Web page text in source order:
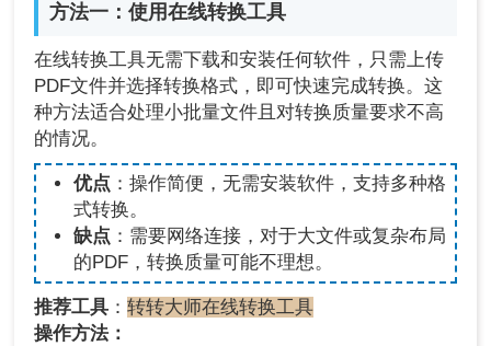
方法一：使用在线转换工具
在线转换工具无需下载和安装任何软件，只需上传
PDF文件并选择转换格式，即可快速完成转换。这
种方法适合处理小批量文件且对转换质量要求不高
的情况。
优点 ：操作简便，无需安装软件，支持多种格
式转换。
缺点 ：需要网络连接，对于大文件或复杂布局
的PDF，转换质量可能不理想。
推荐工具 ：转转大师在线转换工具
操作方法：